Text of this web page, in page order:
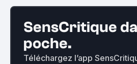
SensCritique
poche.
Téléchargez l’app